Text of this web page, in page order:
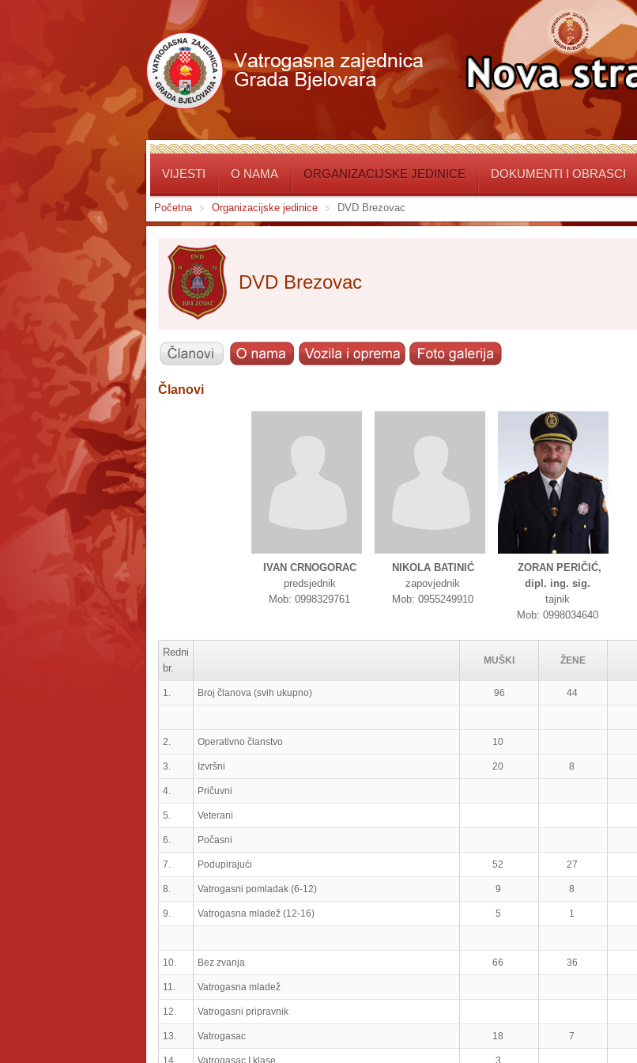
VIJESTI O NAMA ORGANIZACIJSKE JEDINICE DOKUMENTI I OBRASCI
Početna Organizacijske jedinice DVD Brezovac
DVD Brezovac
Članovi
IVAN CRNOGORAC
predsjednik
Mob: 0998329761
NIKOLA BATINIĆ
zapovjednik
Mob: 0955249910
ZORAN PERIČIĆ,
dipl. ing. sig.
tajnik
Mob: 0998034640
Redni
br.
MUŠKI ŽENE
1. Broj članova (svih ukupno) 96 44
2. Operativno članstvo 10
3. Izvršni 20 8
4. Pričuvni
5. Veterani
6. Počasni
7. Podupirajući 52 27
8. Vatrogasni pomladak (6-12) 9 8
9. Vatrogasna mladež (12-16) 5 1
10. Bez zvanja 66 36
11. Vatrogasna mladež
12. Vatrogasni pripravnik
13. Vatrogasac 18 7
14. Vatrogasac I klase 3